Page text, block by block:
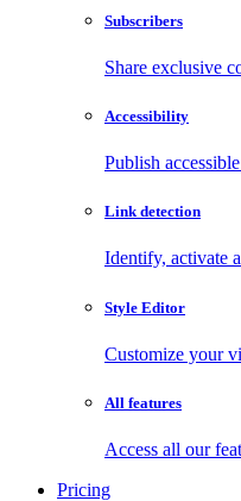
Subscribers
Share exclusive
Accessibility
Publish
Link detection
Identify, activate
Style Editor
Customize your
All features
Access all our
Pricing